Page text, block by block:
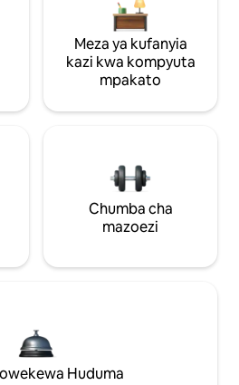
Meza ya kufanyia
kazi kwa kompyuta
mpakato
Chumba cha
mazoezi
Huduma